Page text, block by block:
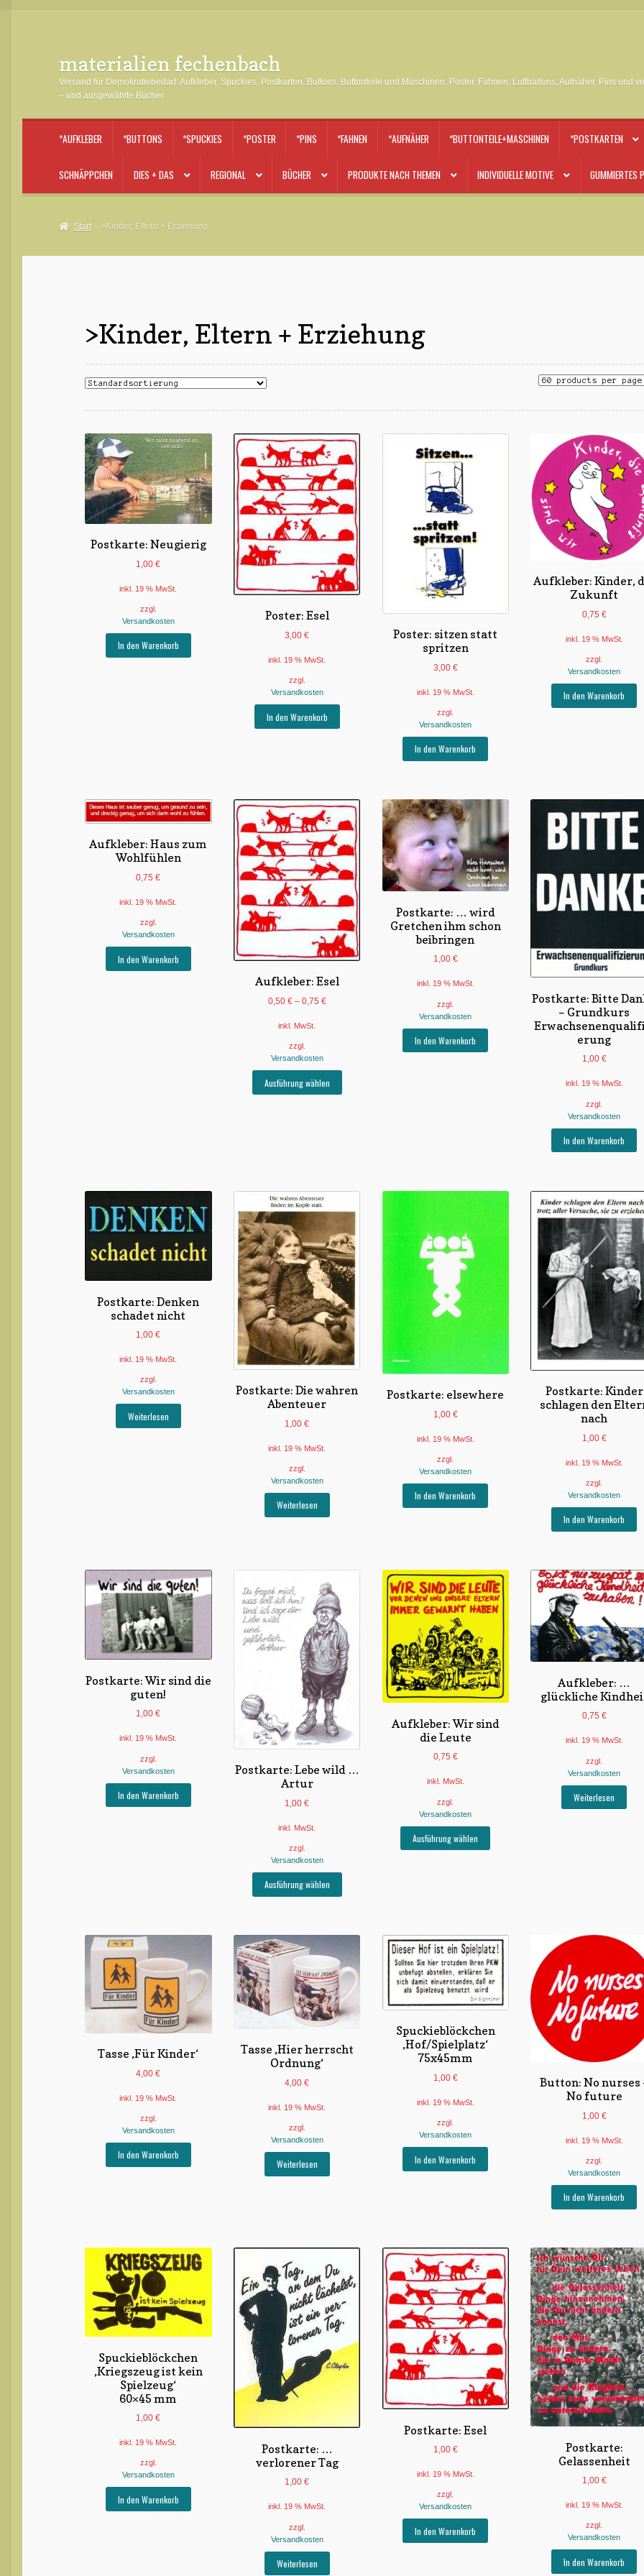
Navigation
springen
Inhalt
springen
materialien fechenbach
Versand für Demokratiebedarf: Aufkleber, Spuckies, Postkarten, Buttons, Buttonteile und Maschinen, Poster, Fahnen, Luftballons, Aufnäher, Pins und
– und ausgewählte Bücher
*AUFKLEBER *BUTTONS *SPUCKIES *POSTER *PINS *FAHNEN *AUFNÄHER *BUTTONTEILE+MASCHINEN *POSTKARTEN
SCHNÄPPCHEN DIES + DAS REGIONAL BÜCHER PRODUKTE NACH THEMEN INDIVIDUELLE MOTIVE GUMMIERTES
Start >Kinder, Eltern + Erziehung
>Kinder, Eltern + Erziehung
Postkarte: Neugierig
1,00€
inkl. 19 % MwSt.
zzgl.
Versandkosten
In den Warenkorb
Poster: Esel
3,00€
inkl. 19 % MwSt.
zzgl.
Versandkosten
In den Warenkorb
Poster: sitzen statt
spritzen
3,00 €
inkl. 19 % MwSt.
zzgl.
Versandkosten
In den Warenkorb
Aufkleber: Kinder,
Zukunft
0,75 €
inkl. 19 % MwSt.
zzgl.
Versandkosten
In den Warenkorb
Aufkleber: Haus zum
Wohlfühlen
0,75€
inkl. 19 % MwSt.
zzgl.
Versandkosten
In den Warenkorb
Aufkleber: Esel
0,50 €– 0,75 €
inkl. MwSt.
zzgl.
Versandkosten
Ausführung wählen
der
gewählt
werden
Postkarte: … wird
Gretchen ihm schon
beibringen
1,00 €
inkl. 19 % MwSt.
zzgl.
Versandkosten
In den Warenkorb
Postkarte: Bitte
– Grundkurs
erung
1,00 €
inkl. 19 % MwSt.
zzgl.
Versandkosten
In den Warenkorb
Postkarte: Denken
schadet nicht
1,00€
inkl. 19 % MwSt.
zzgl.
Versandkosten
Weiterlesen
Postkarte: Die wahren
Abenteuer
1,00€
inkl. 19 % MwSt.
zzgl.
Versandkosten
Weiterlesen
Postkarte: elsewhere
1,00 €
inkl. 19 % MwSt.
zzgl.
Versandkosten
In den Warenkorb
Postkarte: Kinder
schlagen den
nach
1,00 €
inkl. 19 % MwSt.
zzgl.
Versandkosten
In den Warenkorb
Postkarte: Wir sind die
guten!
1,00€
inkl. 19 % MwSt.
zzgl.
Versandkosten
In den Warenkorb
Postkarte: Lebe wild …
Artur
1,00€
inkl. MwSt.
zzgl.
Versandkosten
Ausführung wählen
Varianten
Die
Optionen
können
auf
der
werden
Aufkleber: Wir sind
die Leute
0,75 €
inkl. MwSt.
zzgl.
Versandkosten
Ausführung wählen
können
auf
der
Produktseite
gewählt
werden
Aufkleber: …
glückliche
0,75 €
inkl. 19 % MwSt.
zzgl.
Versandkosten
Weiterlesen
Tasse ‚Für Kinder‘
4,00€
inkl. 19 % MwSt.
zzgl.
Versandkosten
In den Warenkorb
Tasse ‚Hier herrscht
Ordnung‘
4,00€
inkl. 19 % MwSt.
zzgl.
Versandkosten
Weiterlesen
Spuckieblöckchen
‚Hof/Spielplatz‘
75x45mm
1,00 €
inkl. 19 % MwSt.
zzgl.
Versandkosten
In den Warenkorb
Button: No nurses
No future
1,00 €
inkl. 19 % MwSt.
zzgl.
Versandkosten
In den Warenkorb
Spuckieblöckchen
‚Kriegszeug ist kein
Spielzeug‘
60×45 mm
1,00€
inkl. 19 % MwSt.
zzgl.
Versandkosten
In den Warenkorb
Postkarte: …
verlorener Tag
1,00€
inkl. 19 % MwSt.
zzgl.
Versandkosten
Weiterlesen
Postkarte: Esel
1,00 €
inkl. 19 % MwSt.
zzgl.
Versandkosten
In den Warenkorb
Postkarte:
Gelassenheit
1,00 €
inkl. 19 % MwSt.
zzgl.
Versandkosten
In den Warenkorb